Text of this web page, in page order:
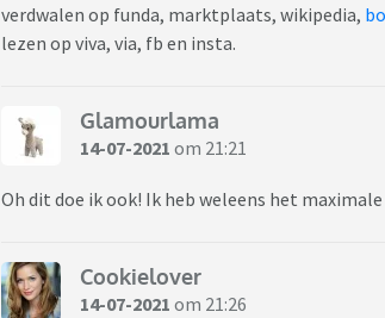
verdwalen op funda, marktplaats, wikipedia,
lezen op viva, via, fb en insta.
Glamourlama
14-07-2021 om 21:21
Oh dit doe ik ook! Ik heb weleens het
Cookielover
14-07-2021 om 21:26